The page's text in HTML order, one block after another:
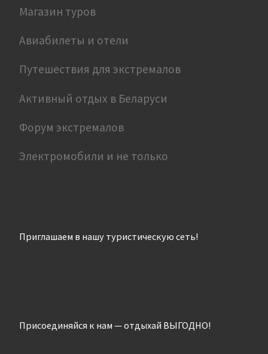
Магазин туров
Авиабилеты и отели
Путешествия для экстремалов
Активный отдых в Беларуси
Форум экстремалов
Электромобили и не только
Приглашаем в нашу туристическую сеть!
Присоединяйся к нам — отдыхай ВЫГОДНО!